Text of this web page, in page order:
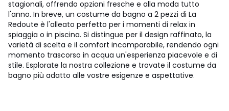
stagionali, offrendo opzioni fresche e alla moda tutto
l'anno. In breve, un costume da bagno a 2 pezzi di La
Redoute è l'alleato perfetto per i momenti di relax in
spiaggia o in piscina. Si distingue per il design raffinato, la
varietà di scelta e il comfort incomparabile, rendendo ogni
momento trascorso in acqua un'esperienza piacevole e di
stile. Esplorate la nostra collezione e trovate il costume da
bagno più adatto alle vostre esigenze e aspettative.